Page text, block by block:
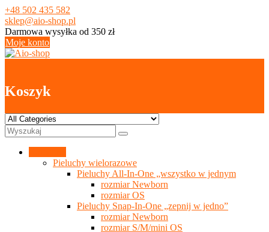
Skip
to
content
+48 502 435 582
sklep@aio-shop.pl
Darmowa wysyłka od 350 zł
Moje konto
Koszyk
Pieluchy wielorazowe
Pieluchy All-In-One „wszystko w jednym
rozmiar Newborn
rozmiar OS
Pieluchy Snap-In-One „zepnij w jedno”
rozmiar Newborn
rozmiar S/M/mini OS